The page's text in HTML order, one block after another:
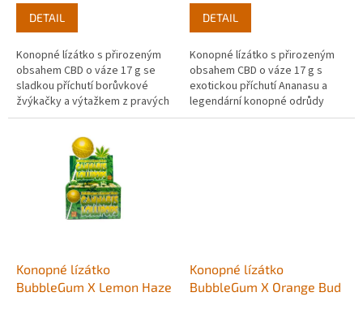
DETAIL
Konopné lízátko s přirozeným
obsahem CBD o váze 17 g se
sladkou příchutí borůvkové
žvýkačky a výtažkem z pravých
rostlin konopí. Balení 1ks.
DETAIL
Konopné lízátko s přirozeným
obsahem CBD o váze 17 g s
exotickou příchutí Ananasu a
legendární konopné odrůdy
Northern Light, nebo-li polární
Konopné lízátko
BubbleGum X Lemon Haze
Konopné lízátko
BubbleGum X Orange Bud